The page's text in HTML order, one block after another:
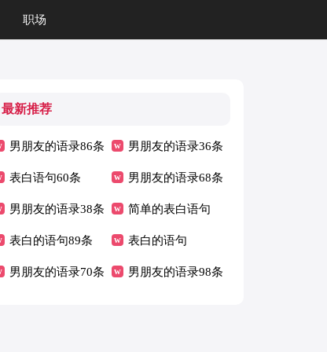
职场
最新推荐
男朋友的语录86条 男朋友的语录36条
表白语句60条 男朋友的语录68条
男朋友的语录38条 简单的表白语句
表白的语句89条 表白的语句
男朋友的语录70条 男朋友的语录98条